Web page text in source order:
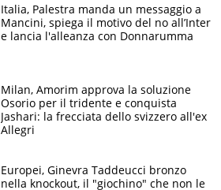
Italia, Palestra manda un messaggio a
Mancini, spiega il motivo del no all’Inter
e lancia l'alleanza con Donnarumma
Milan, Amorim approva la soluzione
Osorio per il tridente e conquista
Jashari: la frecciata dello svizzero all'ex
Allegri
Europei, Ginevra Taddeucci bronzo
nella knockout, il "giochino" che non le